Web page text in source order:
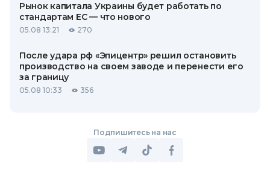
Рынок капитала Украины будет работать по
стандартам ЕС — что нового
05.08 13:21 270
После удара рф «Эпицентр» решил остановить
производство на своем заводе и перенести его
за границу
05.08 10:33 356
Подпишитесь на нас